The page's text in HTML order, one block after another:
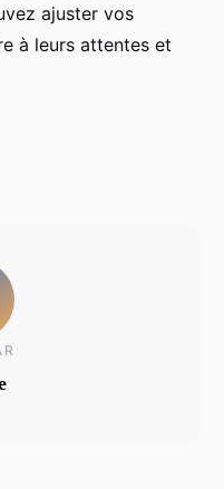
ajuster vos
à leurs attentes et